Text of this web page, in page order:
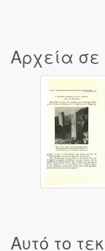
Αρχεία σε
Αυτό το